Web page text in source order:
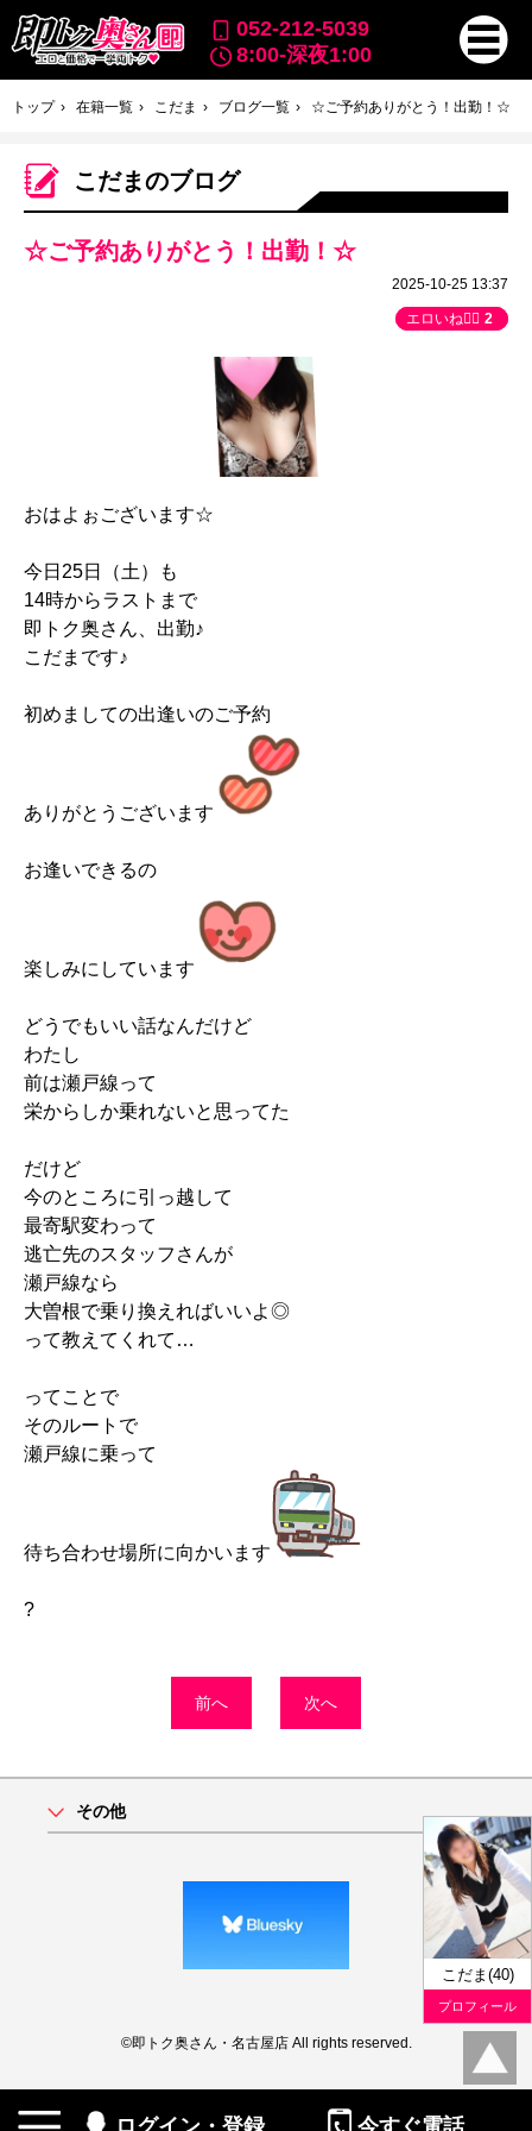
052-212-5039
8:00-深夜1:00
トップ 在籍一覧 こだま ブログ一覧 ☆ご予約ありがとう！出勤！☆
こだまのブログ
こだま(40)
プロフィール
☆ご予約ありがとう！出勤！☆
2025-10-25 13:37
エロいね👍🏻 2
おはよぉございます☆
今日25日（土）も
14時からラストまで
即トク奥さん、出勤♪
こだまです♪
初めましての出逢いのご予約
ありがとうございます
お逢いできるの
楽しみにしています
どうでもいい話なんだけど
わたし
前は瀬戸線って
栄からしか乗れないと思ってた
だけど
今のところに引っ越して
最寄駅変わって
逃亡先のスタッフさんが
瀬戸線なら
大曽根で乗り換えればいいよ◎
って教えてくれて…
ってことで
そのルートで
瀬戸線に乗って
待ち合わせ場所に向かいます
?
前へ 次へ
その他
©即トク奥さん・名古屋店 All rights reserved.